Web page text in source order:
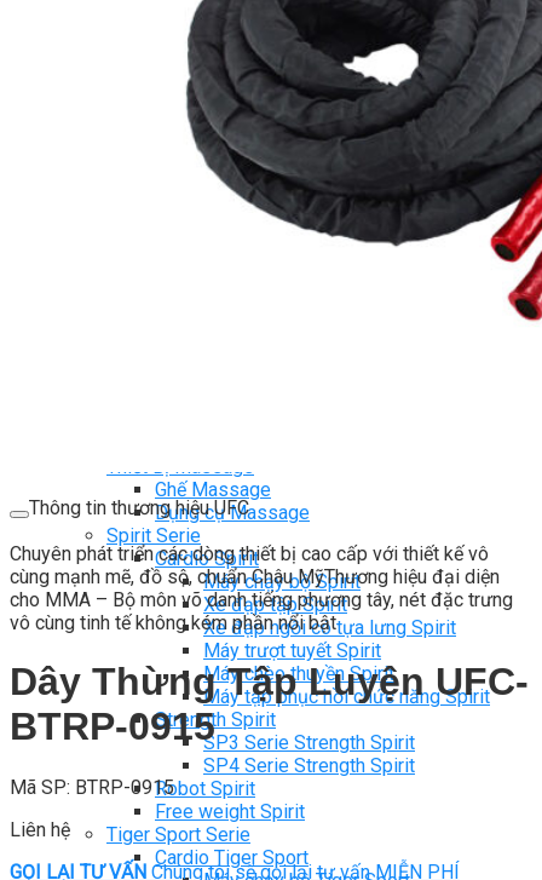
Máy Trượt Tuyết
Máy Chèo Thuyền
Máy Leo Cầu Thang
Máy Rung Bụng
Máy tập phục hồi chức năng
Thiết Bị Phòng Gym chuyên dụng
Máy Khối Tập Với Cáp
Máy khối đa năng
Ghế Tập Đa Năng
Khung Tập Tạ Rời
Thiết Bị Massage
Ghế Massage
Dụng cụ Massage
Spirit Serie
Cardio Spirit
Máy chạy bộ Spirit
Xe đạp tập Spirit
Xe đạp ngồi có tựa lưng Spirit
Máy trượt tuyết Spirit
Máy chèo thuyền Spirit
Máy tập phục hồi chức năng Spirit
Strength Spirit
SP3 Serie Strength Spirit
SP4 Serie Strength Spirit
Robot Spirit
Free weight Spirit
Tiger Sport Serie
Cardio Tiger Sport
Thông tin thương hiệu UFC
Chuyên phát triển các dòng thiết bị cao cấp với thiết kế vô
cùng mạnh mẽ, đồ sộ, chuẩn Châu MỹThương hiệu đại diện
cho MMA – Bộ môn võ danh tiếng phương tây, nét đặc trưng
vô cùng tinh tế không kém phần nổi bật
Dây Thừng Tập Luyện UFC-
BTRP-0915
Mã SP: BTRP-0915
Liên hệ
GỌI LẠI TƯ VẤN Chúng tôi sẽ gọi lại tư vấn MIỄN PHÍ